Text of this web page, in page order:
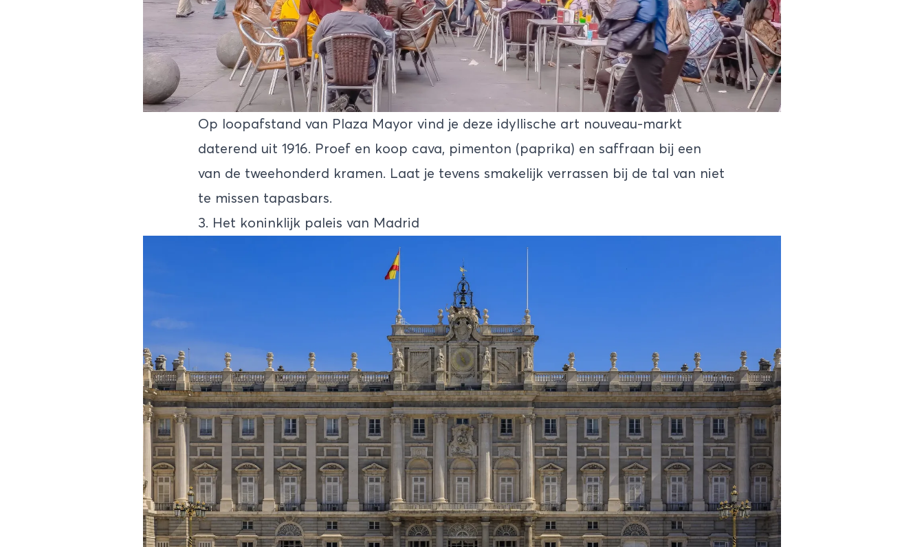
Op loopafstand van Plaza Mayor vind je deze idyllische art nouveau-markt
daterend uit 1916. Proef en koop cava, pimenton (paprika) en saffraan bij een
van de tweehonderd kramen. Laat je tevens smakelijk verrassen bij de tal van niet
te missen tapasbars.
3. Het koninklijk paleis van Madrid